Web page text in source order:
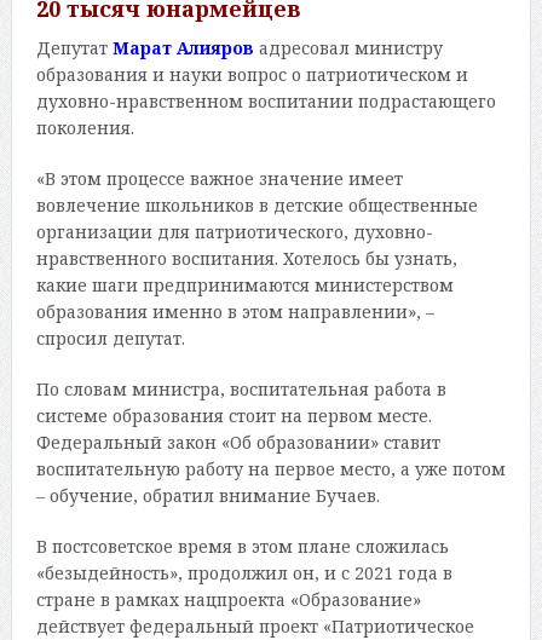
20 тысяч юнармейцев
Депутат Марат Алияров адресовал министру
образования и науки вопрос о патриотическом и
духовно-нравственном воспитании подрастающего
поколения.
«В этом процессе важное значение имеет
вовлечение школьников в детские общественные
организации для патриотического, духовно-
нравственного воспитания. Хотелось бы узнать,
какие шаги предпринимаются министерством
образования именно в этом направлении», –
спросил депутат.
По словам министра, воспитательная работа в
системе образования стоит на первом месте.
Федеральный закон «Об образовании» ставит
воспитательную работу на первое место, а уже потом
– обучение, обратил внимание Бучаев.
В постсоветское время в этом плане сложилась
«безыдейность», продолжил он, и с 2021 года в
стране в рамках нацпроекта «Образование»
действует федеральный проект «Патриотическое